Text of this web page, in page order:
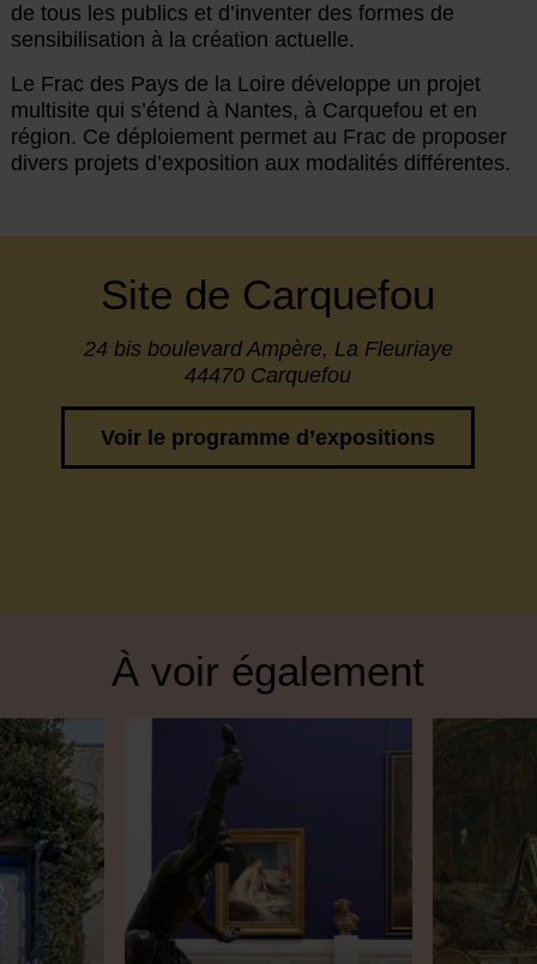
de tous les publics et d’inventer des formes de
sensibilisation à la création actuelle.
Le Frac des Pays de la Loire développe un projet
multisite qui s’étend à Nantes, à Carquefou et en
région. Ce déploiement permet au Frac de proposer
divers projets d’exposition aux modalités différentes.
Site de Carquefou
24 bis boulevard Ampère, La Fleuriaye
44470 Carquefou
Voir le programme d’expositions
À voir également